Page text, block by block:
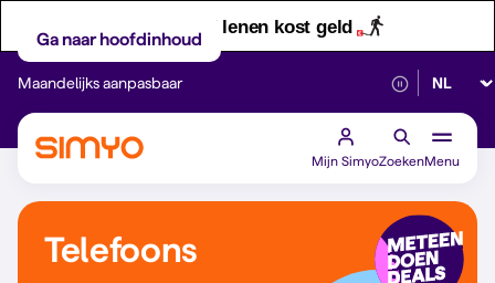
Let op! Geld lenen kost geld
Ga naar hoofdinhoud
Maandelijks aanpasbaar Betrouwbaar
Mijn SimyoZoekenMenu
Telefoons